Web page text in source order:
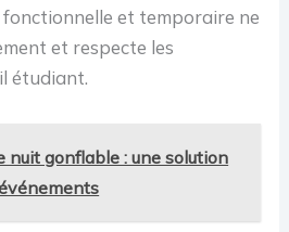
fonctionnelle et temporaire ne
et respecte les
étudiant.
nuit gonflable : une solution